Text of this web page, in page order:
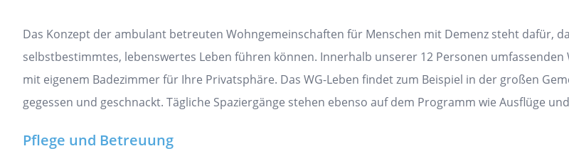
Das Konzept der ambulant betreuten Wohngemeinschaften für Menschen mit Demenz steht dafür,
selbstbestimmtes, lebenswertes Leben führen können. Innerhalb unserer 12 Personen
mit eigenem Badezimmer für Ihre Privatsphäre. Das WG-Leben findet zum Beispiel in der großen
gegessen und geschnackt. Tägliche Spaziergänge stehen ebenso auf dem Programm wie Ausflüge
Pflege und Betreuung